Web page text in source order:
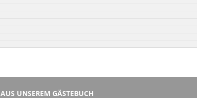
AUS UNSEREM GÄSTEBUCH